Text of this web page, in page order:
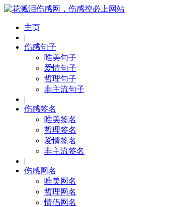
主页
|
伤感句子
唯美句子
爱情句子
哲理句子
非主流句子
|
伤感签名
唯美签名
哲理签名
爱情签名
非主流签名
|
伤感网名
唯美网名
哲理网名
情侣网名